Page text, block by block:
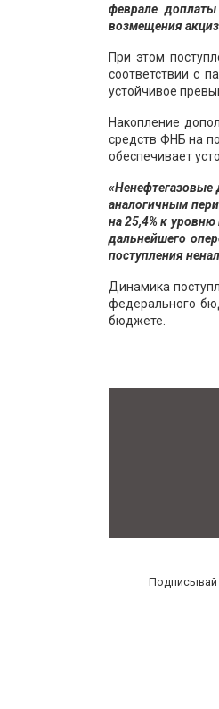
феврале
возмещения
При этом
соответствии с
устойчивое
Накопление
средств ФНБ на
обеспечивает
«Ненефтегазовые
аналогичным
на 25,4% к
дальнейшего
поступления
Динамика
федерального
бюджете.